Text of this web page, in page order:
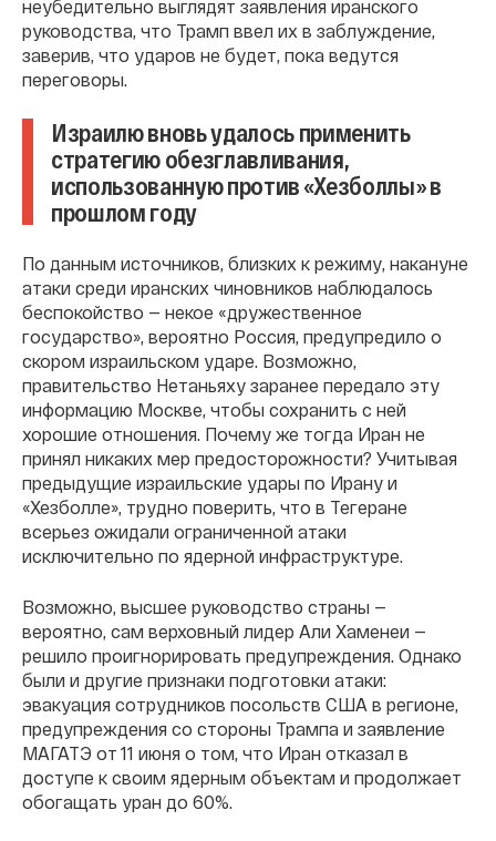
неубедительно выглядят заявления иранского
руководства, что Трамп ввел их в заблуждение,
заверив, что ударов не будет, пока ведутся
переговоры.
Израилю вновь удалось применить
стратегию обезглавливания,
использованную против «Хезболлы» в
прошлом году
По данным источников, близких к режиму, накануне
атаки среди иранских чиновников наблюдалось
беспокойство — некое «дружественное
государство», вероятно Россия, предупредило о
скором израильском ударе. Возможно,
правительство Нетаньяху заранее передало эту
информацию Москве, чтобы сохранить с ней
хорошие отношения. Почему же тогда Иран не
принял никаких мер предосторожности? Учитывая
предыдущие израильские удары по Ирану и
«Хезболле», трудно поверить, что в Тегеране
всерьез ожидали ограниченной атаки
исключительно по ядерной инфраструктуре.
Возможно, высшее руководство страны —
вероятно, сам верховный лидер Али Хаменеи —
решило проигнорировать предупреждения. Однако
были и другие признаки подготовки атаки:
эвакуация сотрудников посольств США в регионе,
предупреждения со стороны Трампа и заявление
МАГАТЭ от 11 июня о том, что Иран отказал в
доступе к своим ядерным объектам и продолжает
обогащать уран до 60%.